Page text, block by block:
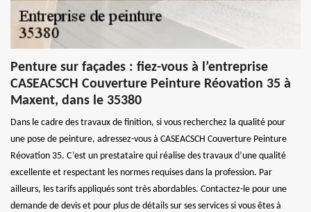
Penture sur façades : fiez-vous à l’entreprise
CASEACSCH Couverture Peinture Réovation 35 à
Maxent, dans le 35380
Dans le cadre des travaux de finition, si vous recherchez la qualité pour
une pose de peinture, adressez-vous à CASEACSCH Couverture Peinture
Réovation 35. C’est un prestataire qui réalise des travaux d’une qualité
excellente et respectant les normes requises dans la profession. Par
ailleurs, les tarifs appliqués sont très abordables. Contactez-le pour une
demande de devis et pour plus de détails sur ses services si vous êtes à